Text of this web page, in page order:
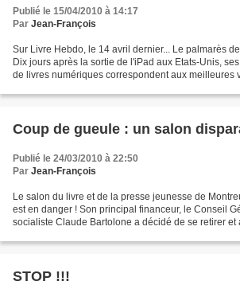
Publié le 15/04/2010 à 14:17
Par Jean-François
Sur Livre Hebdo, le 14 avril dernier... Le palmarès
Dix jours après la sortie de l'iPad aux Etats-Unis,
de livres numériques correspondent aux meilleures
Coup de gueule : un salon
Publié le 24/03/2010 à 22:50
Par Jean-François
Le salon du livre et de la presse jeunesse de
est en danger ! Son principal financeur, le Conseil
socialiste Claude Bartolone a décidé de se retirer et
STOP !!!